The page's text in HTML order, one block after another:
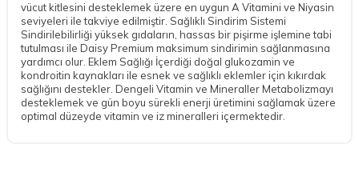
vücut kitlesini desteklemek üzere en uygun A Vitamini ve Niyasin
seviyeleri ile takviye edilmiştir. Sağlıklı Sindirim Sistemi
Sindirilebilirliği yüksek gıdaların, hassas bir pişirme işlemine tabi
tutulması ile Daisy Premium maksimum sindirimin sağlanmasına
yardımcı olur. Eklem Sağlığı İçerdiği doğal glukozamin ve
kondroitin kaynakları ile esnek ve sağlıklı eklemler için kıkırdak
sağlığını destekler. Dengeli Vitamin ve Mineraller Metabolizmayı
desteklemek ve gün boyu sürekli enerji üretimini sağlamak üzere
optimal düzeyde vitamin ve iz mineralleri içermektedir.